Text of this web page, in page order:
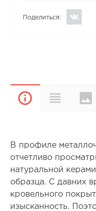
Поделиться:
Описание
В профиле
отчетливо
натуральной
образца. С давних
кровельного
изысканность.